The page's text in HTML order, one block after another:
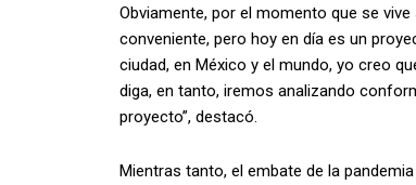
Obviamente, por el momento que se
conveniente, pero hoy en día es un
ciudad, en México y el mundo, yo creo
diga, en tanto, iremos analizando
proyecto”, destacó.
Mientras tanto, el embate de la